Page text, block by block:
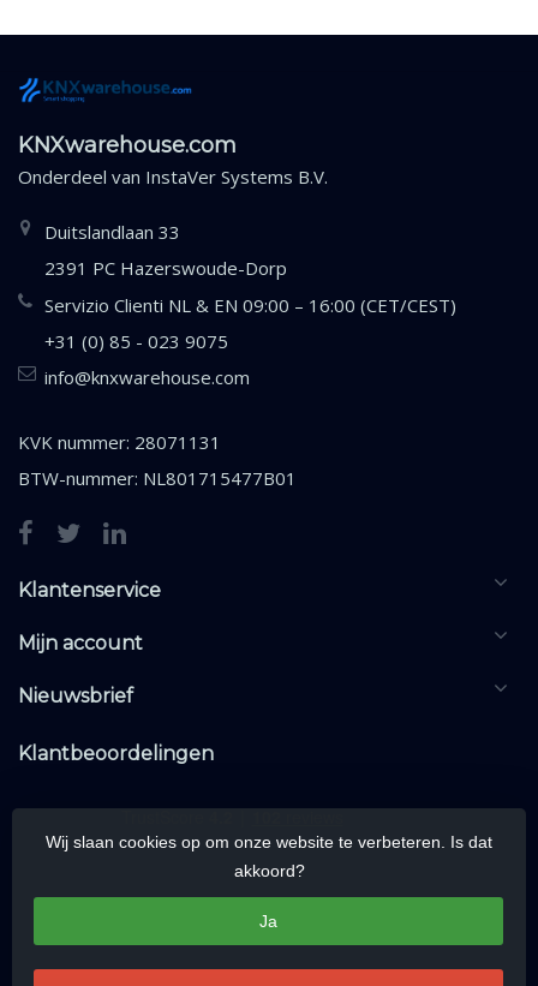
KNXwarehouse.com
Onderdeel van InstaVer Systems B.V.
Duitslandlaan 33
2391 PC Hazerswoude-Dorp
Servizio Clienti NL & EN 09:00 – 16:00 (CET/CEST)
+31 (0) 85 - 023 9075
info@knxwarehouse.com
KVK nummer: 28071131
BTW-nummer: NL801715477B01
Klantenservice
Mijn account
Nieuwsbrief
Klantbeoordelingen
Wij slaan cookies op om onze website te verbeteren. Is dat
akkoord?
Ja